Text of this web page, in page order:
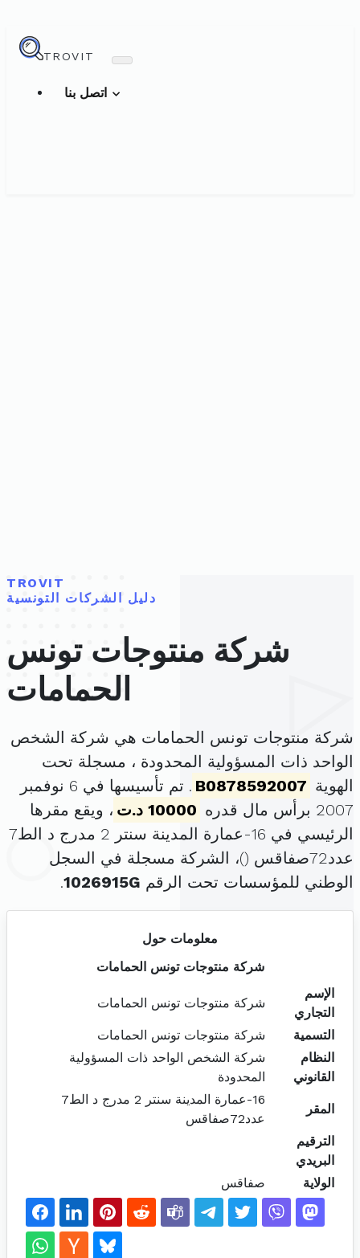
TROVIT
TROVIT
دليل الشركات التونسية
شركة منتوجات تونس
الحمامات
شركة منتوجات تونس الحمامات هي شركة الشخص
الواحد ذات المسؤولية المحدودة ، مسجلة تحت
الهوية B0878592007
. تم تأسيسها في 6 نوفمبر
2007 برأس مال قدره
10000 د.ت
، ويقع مقرها
الرئيسي في 16-عمارة المدينة سنتر 2 مدرج د الط7
عدد72صفاقس (
)، الشركة مسجلة في السجل
الوطني للمؤسسات تحت الرقم 1026915G
.
معلومات حول
شركة منتوجات تونس الحمامات
الإسم
التجاري
شركة منتوجات تونس الحمامات
التسمية
شركة منتوجات تونس الحمامات
النظام
القانوني
شركة الشخص الواحد ذات المسؤولية
المحدودة
المقر
16-عمارة المدينة سنتر 2 مدرج د الط7
عدد72صفاقس
الترقيم
البريدي
الولاية
صفاقس